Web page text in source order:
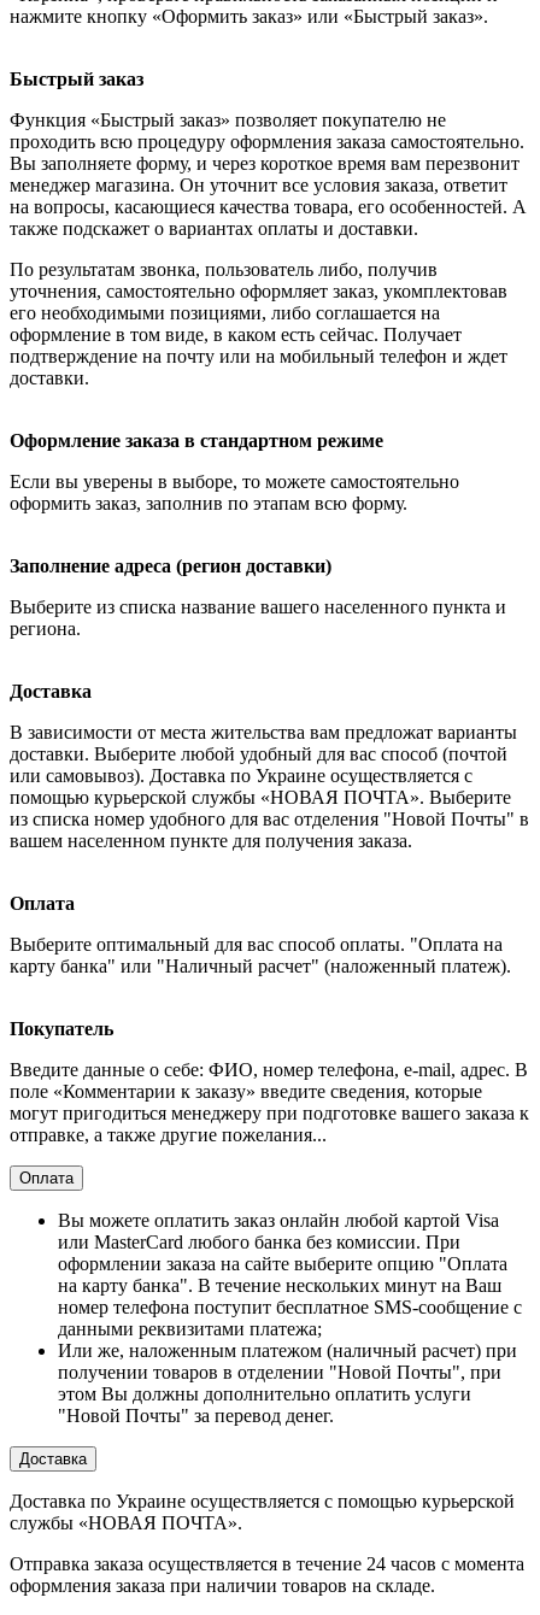
нажмите кнопку «Оформить заказ» или «Быстрый заказ».
Быстрый заказ
Функция «Быстрый заказ» позволяет покупателю не
проходить всю процедуру оформления заказа самостоятельно.
Вы заполняете форму, и через короткое время вам перезвонит
менеджер магазина. Он уточнит все условия заказа, ответит
на вопросы, касающиеся качества товара, его особенностей. А
также подскажет о вариантах оплаты и доставки.
По результатам звонка, пользователь либо, получив
уточнения, самостоятельно оформляет заказ, укомплектовав
его необходимыми позициями, либо соглашается на
оформление в том виде, в каком есть сейчас. Получает
подтверждение на почту или на мобильный телефон и ждет
доставки.
Оформление заказа в стандартном режиме
Если вы уверены в выборе, то можете самостоятельно
оформить заказ, заполнив по этапам всю форму.
Заполнение адреса (регион доставки)
Выберите из списка название вашего населенного пункта и
региона.
Доставка
В зависимости от места жительства вам предложат варианты
доставки. Выберите любой удобный для вас способ (почтой
или самовывоз). Доставка по Украине осуществляется с
помощью курьерской службы «НОВАЯ ПОЧТА». Выберите
из списка номер удобного для вас отделения "Новой Почты" в
вашем населенном пункте для получения заказа.
Оплата
Выберите оптимальный для вас способ оплаты. "Оплата на
карту банка" или "Наличный расчет" (наложенный платеж).
Покупатель
Введите данные о себе: ФИО, номер телефона, e-mail, адрес. В
поле «Комментарии к заказу» введите сведения, которые
могут пригодиться менеджеру при подготовке вашего заказа к
отправке, а также другие пожелания...
Оплата
Вы можете оплатить заказ онлайн любой картой Visa
или MasterCard любого банка без комиссии. При
оформлении заказа на сайте выберите опцию "Оплата
на карту банка". В течение нескольких минут на Ваш
номер телефона поступит бесплатное SMS-сообщение с
данными реквизитами платежа;
Или же, наложенным платежом (наличный расчет) при
получении товаров в отделении "Новой Почты", при
этом Вы должны дополнительно оплатить услуги
"Новой Почты" за перевод денег.
Доставка
Доставка по Украине осуществляется с помощью курьерской
службы «НОВАЯ ПОЧТА».
Отправка заказа осуществляется в течение 24 часов с момента
оформления заказа при наличии товаров на складе.